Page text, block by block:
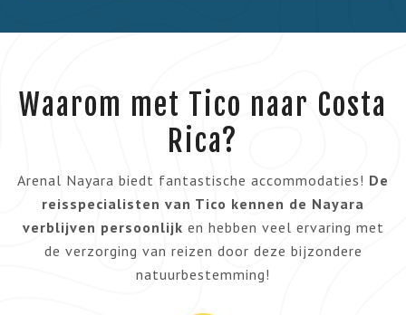
Waarom met Tico naar Costa
Rica?
Arenal Nayara biedt fantastische accommodaties! De
reisspecialisten van Tico kennen de Nayara
verblijven persoonlijk en hebben veel ervaring met
de verzorging van reizen door deze bijzondere
natuurbestemming!